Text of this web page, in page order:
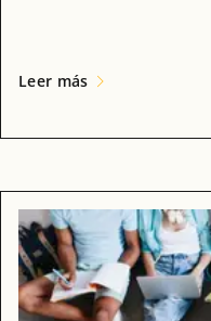
Leer más